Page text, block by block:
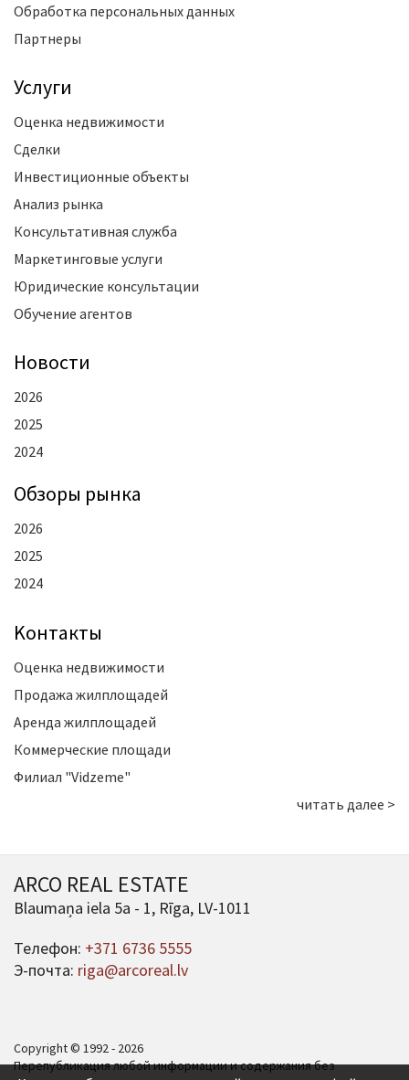
Обработка персональных данных
Партнеры
Услуги
Оценка недвижимости
Сделки
Инвестиционные объекты
Анализ рынка
Консультативная служба
Маркетинговые услуги
Юридические консультации
Обучение агентов
Новости
2026
2025
2024
Oбзоры рынка
2026
2025
2024
Kонтакты
Оценка недвижимости
Продажа жилплощадей
Аренда жилплощадей
Коммерческие площади
Филиал "Vidzeme"
читать далее >
ARCO REAL ESTATE
Blaumaņa iela 5a - 1, Rīga, LV-1011
Телефон: +371 6736 5555
Э-почта: riga@arcoreal.lv
Copyright © 1992 - 2026
Перепубликация любой информации и содержания без